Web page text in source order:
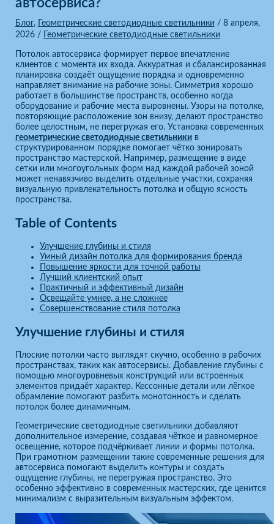
автосервиса?
Блог, Геометрические светодиодные светильники / 8 апреля,
2026 / Геометрические светодиодные светильники
Потолок автосервиса формирует первое впечатление
клиентов с момента их входа. Аккуратная и сбалансированная
планировка создаёт ощущение порядка и одновременно
направляет внимание на рабочие зоны. Симметрия хорошо
работает в большинстве пространств, особенно когда
оборудование и рабочие места выровнены. Узоры на потолке,
повторяющие расположение зон внизу, делают пространство
более целостным, не перегружая его. Установка современных
геометрические светодиодные светильникив
структурированном порядке помогает чётко зонировать
пространство мастерской. Например, размещение в виде
сетки или многоугольных форм над каждой рабочей зоной
может ненавязчиво выделить отдельные участки, сохраняя
визуальную привлекательность потолка и общую ясность
пространства.
Table of Contents
Улучшение глубины и стиля
Умный дизайн потолка для формирования бренда
Повышение яркости для точной работы
Лучший клиентский опыт
Практичный и эффективный дизайн
Освещайте умнее, а не сложнее
Совершенствование стиля потолка
Улучшение глубины и стиля
Плоские потолки часто выглядят скучно, особенно в рабочих
пространствах, таких как автосервисы. Добавление глубины с
помощью многоуровневых конструкций или встроенных
элементов придаёт характер. Кессонные детали или лёгкое
обрамление помогают разбить монотонность и сделать
потолок более динамичным.
Геометрические светодиодные светильники добавляют
дополнительное измерение, создавая чёткое и равномерное
освещение, которое подчёркивает линии и формы потолка.
При грамотном размещении такие современные решения для
автосервиса помогают выделить контуры и создать
ощущение глубины, не перегружая пространство. Это
особенно эффективно в современных мастерских, где ценится
минимализм с выразительным визуальным эффектом.